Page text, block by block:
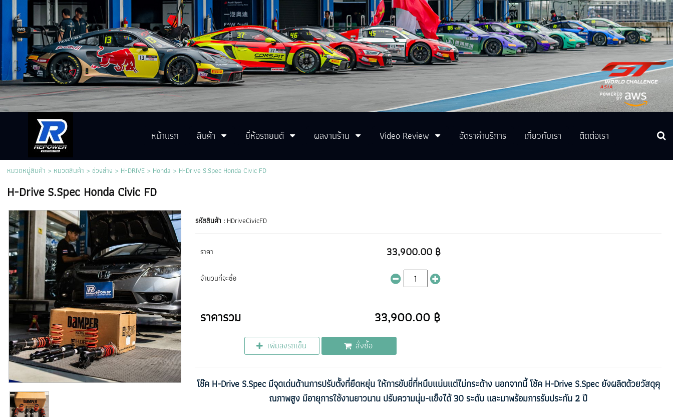
หน้าแรก สินค้า ยี่ห้อรถยนต์ ผลงานร้าน Video Review อัตราค่าบริการ เกี่ยวกับเรา ติดต่อเรา
หมวดหมู่สินค้า > หมวดสินค้า > ช่วงล่าง > H-DRIVE> Honda > H-Drive S.Spec Honda Civic FD
H-Drive S.Spec Honda Civic FD
รหัสสินค้า : HDriveCivicFD
ราคา 33,900.00 ฿
จำนวนที่จะซื้อ
ราคารวม 33,900.00 ฿
เพิ่มลงรถเข็น สั่งซื้อ
โช๊ค H-Drive S.Spec มีจุดเด่นด้านการปรับตั้งที่ยืดหยุ่น ให้การขับขี่ที่หนึบแน่นแต่ไม่กระด้าง นอกจากนี้ โช้ค H-Drive S.Spec ยังผลิตด้วยวัสดุคุ
ณภาพสูง มีอายุการใช้งานยาวนาน ปรับความนุ่ม-แข็งได้ 30 ระดับ และมาพร้อมการรับประกัน 2 ปี